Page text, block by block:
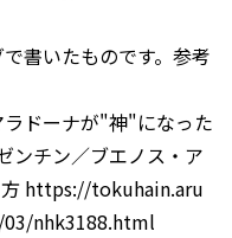
書いたものです。参考
ドーナが"神"になった
ンチン／ブエノス・ア
方 https://tokuhain.aru
nhk3188.html